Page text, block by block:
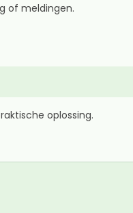
of meldingen.
oplossing.